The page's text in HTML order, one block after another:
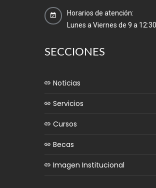
Horarios de atención:
Lunes a Viernes de 9 a 12:30
SECCIONES
Noticias
Servicios
Cursos
Becas
Imagen Institucional